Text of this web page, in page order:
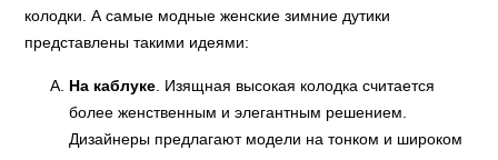
колодки. А самые модные женские зимние дутики
представлены такими идеями:
На каблуке . Изящная высокая колодка считается
более женственным и элегантным решением.
Дизайнеры предлагают модели на тонком и широком